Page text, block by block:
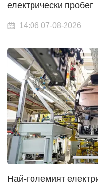
електрически пробег
14:06 07-08-2026
Най-големият